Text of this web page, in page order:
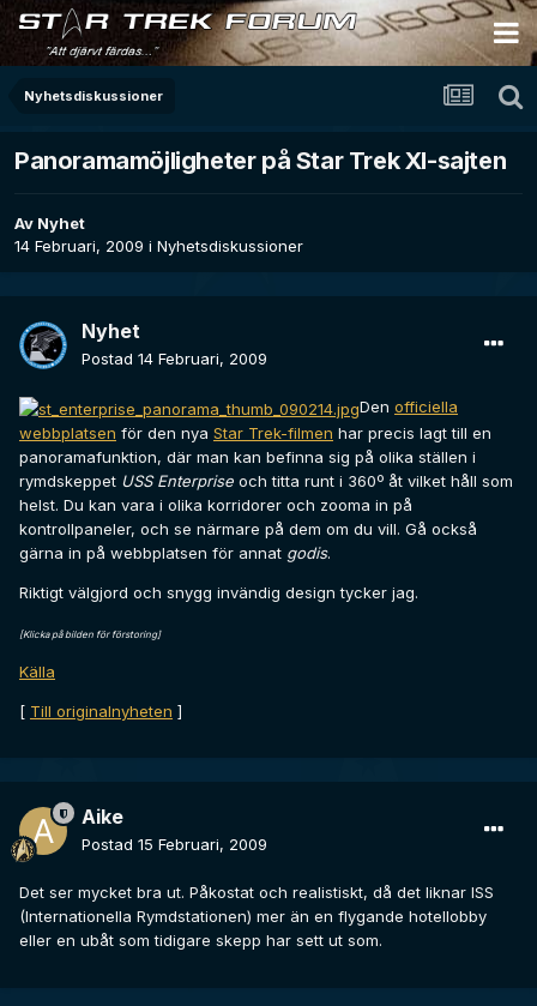
Nyhetsdiskussioner
Panoramamöjligheter på Star Trek XI-sajten
Av Nyhet
14 Februari, 2009 i Nyhetsdiskussioner
Nyhet
Postad 14 Februari, 2009
Den officiella
webbplatsen för den nya Star Trek-filmen har precis lagt till en
panoramafunktion, där man kan befinna sig på olika ställen i
rymdskeppet USS Enterprise och titta runt i 360º åt vilket håll som
helst. Du kan vara i olika korridorer och zooma in på
kontrollpaneler, och se närmare på dem om du vill. Gå också
gärna in på webbplatsen för annat godis.
Riktigt välgjord och snygg invändig design tycker jag.
[Klicka på bilden för förstoring]
Källa
[ Till originalnyheten ]
Aike
Postad 15 Februari, 2009
Det ser mycket bra ut. Påkostat och realistiskt, då det liknar ISS
(Internationella Rymdstationen) mer än en flygande hotellobby
eller en ubåt som tidigare skepp har sett ut som.